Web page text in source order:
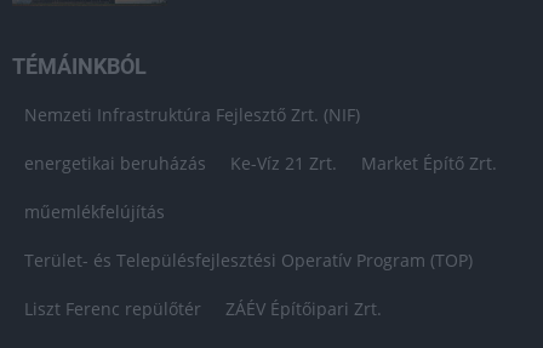
TÉMÁINKBÓL
Nemzeti Infrastruktúra Fejlesztő Zrt. (NIF)
energetikai beruházás Ke-Víz 21 Zrt. Market Építő Zrt.
műemlékfelújítás
Terület- és Településfejlesztési Operatív Program (TOP)
Liszt Ferenc repülőtér ZÁÉV Építőipari Zrt.